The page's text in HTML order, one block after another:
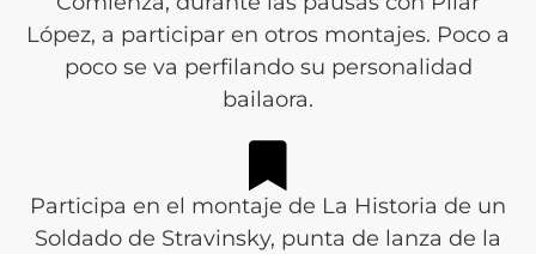
López, a participar en otros montajes. Poco a
poco se va perfilando su personalidad
bailaora.
Participa en el montaje de La Historia de un
Soldado de Stravinsky, punta de lanza de la